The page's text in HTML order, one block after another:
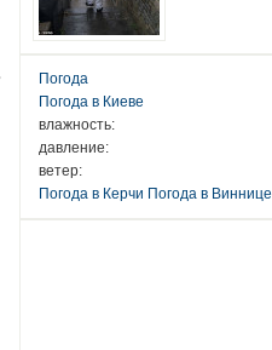
Погода
Погода в Киеве
влажность:
давление:
ветер:
Погода в Керчи Погода в Виннице